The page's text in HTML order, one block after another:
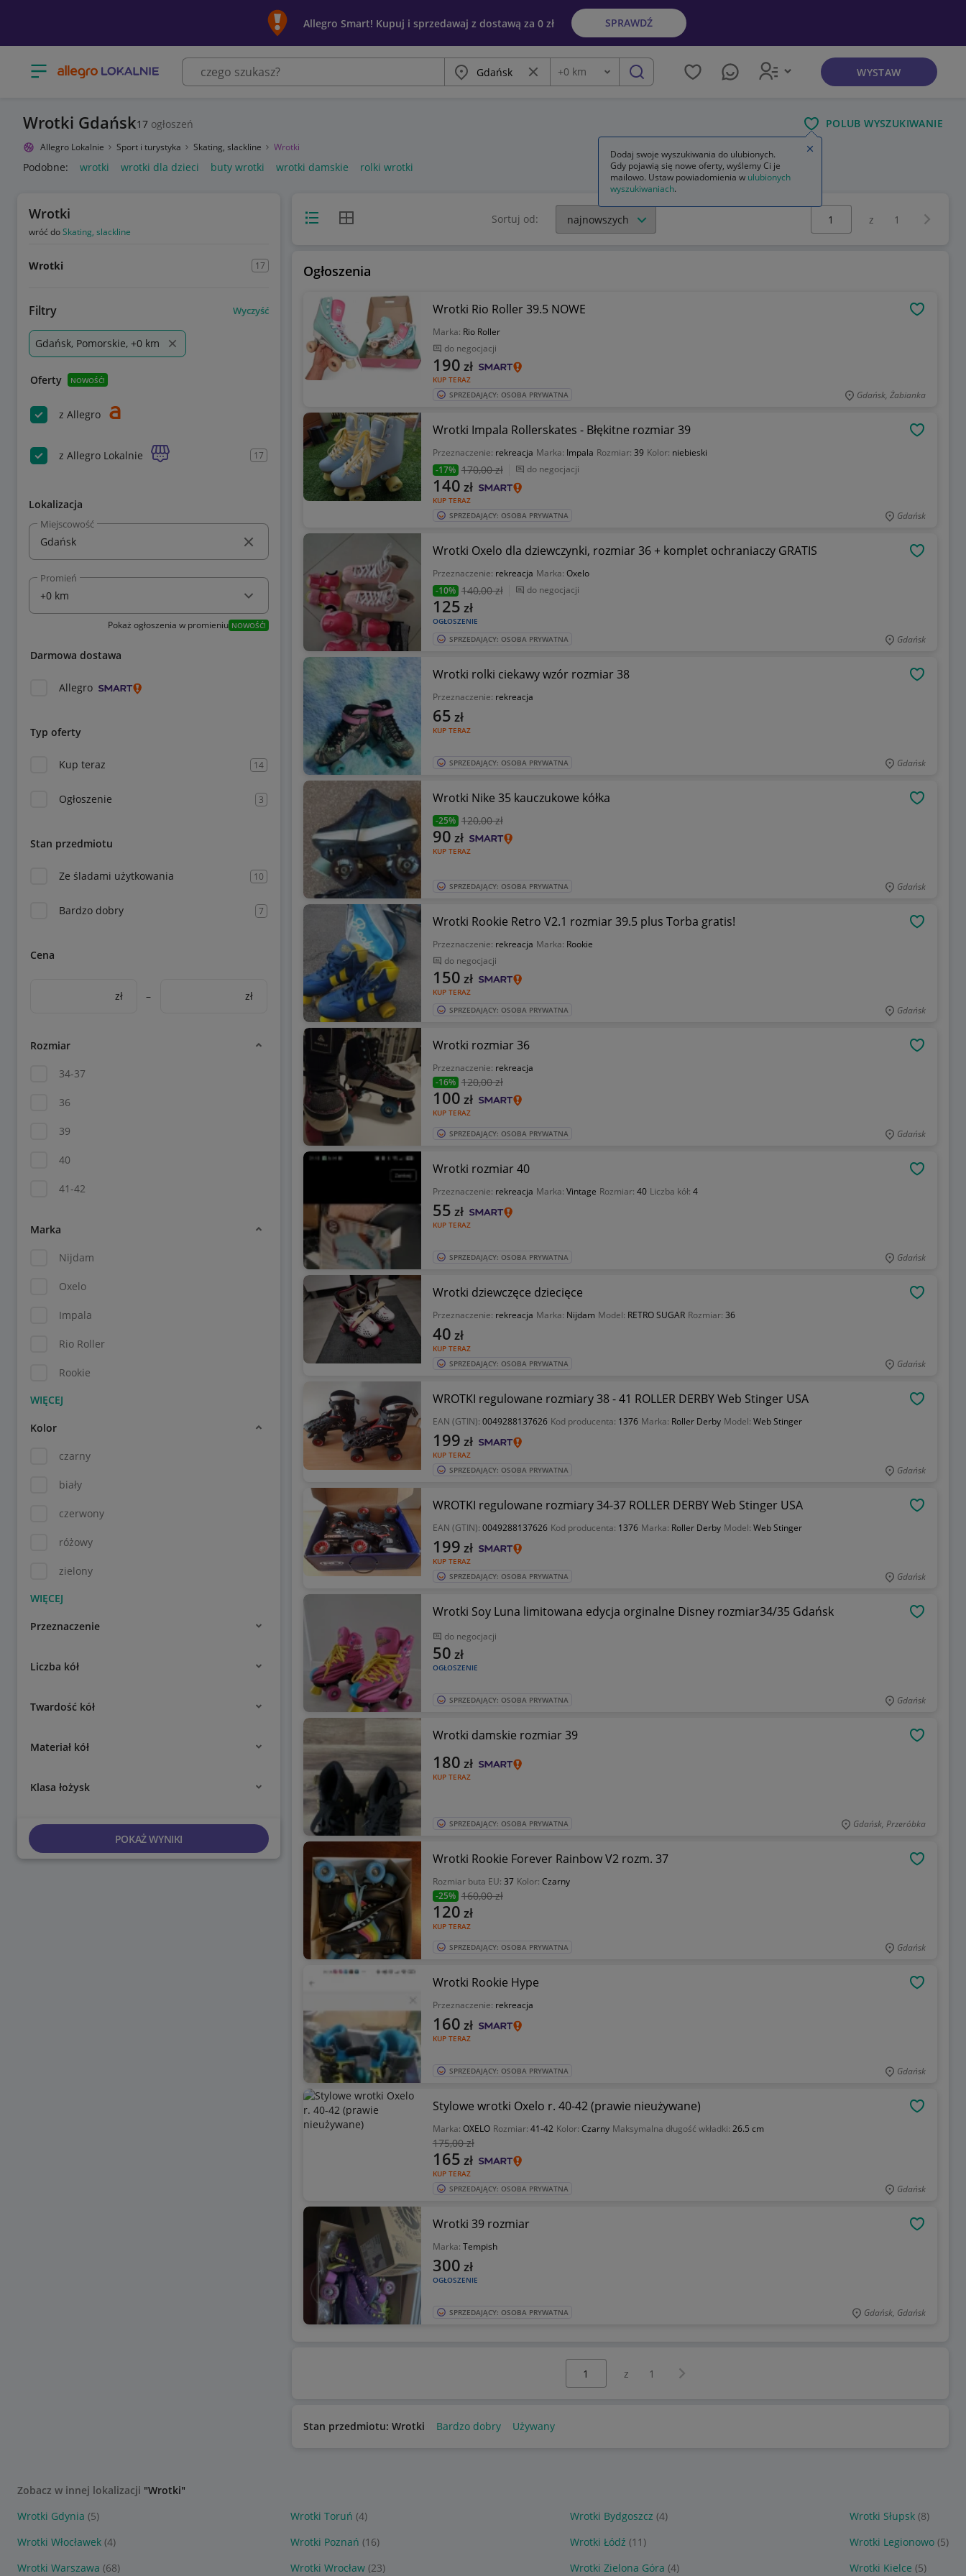
Allegro Smart! Kupuj i sprzedawaj z dostawą za 0 zł SPRAWDŹ
Otwórz menu z kategoriami Miasto Wyczyść frazę
Odległość
+0 km szukaj WYSTAW
Wrotki Gdańsk17 ogłoszeń POLUB WYSZUKIWANIE
Allegro Lokalnie Sport i turystyka Skating, slackline Wrotki
Podobne: wrotki wrotki dla dzieci buty wrotki wrotki damskie rolki wrotki
Wrotki
wróć doSkating, slackline
Wrotki 17
Filtry Wyczyść
Gdańsk, Pomorskie, +0 km
Oferty NOWOŚĆ!
z Allegro
z Allegro Lokalnie 17
Lokalizacja
Miejscowość
Promień
Pokaż ogłoszenia w promieniu NOWOŚĆ!
Darmowa dostawa
Allegro
Typ oferty
Kup teraz 14
Ogłoszenie 3
Stan przedmiotu
Ze śladami użytkowania 10
Bardzo dobry 7
Cena
zł – zł
Rozmiar
34-37
36
39
40
41-42
Marka
Nijdam
Oxelo
Impala
Rio Roller
Rookie
Kolor
czarny
biały
czerwony
różowy
zielony
Przeznaczenie
Liczba kół
Twardość kół
Materiał kół
Klasa łożysk
POKAŻ WYNIKI
Widok listyWidok siatki Sortuj od:
Wybierz stronę:
z 1
Ogłoszenia
Wrotki Rio Roller 39.5 NOWE
Marka: Rio Roller
do negocjacji
KUP TERAZ
190 zł
SPRZEDAJĄCY: OSOBA PRYWATNA Gdańsk, Żabianka
Wrotki Impala Rollerskates - Błękitne rozmiar 39
Przeznaczenie: rekreacja Marka: Impala Rozmiar: 39 Kolor: niebieski
-17% 170,00 zł do negocjacji
KUP TERAZ
140 zł
SPRZEDAJĄCY: OSOBA PRYWATNA Gdańsk
Wrotki Oxelo dla dziewczynki, rozmiar 36 + komplet ochraniaczy GRATIS
Przeznaczenie: rekreacja Marka: Oxelo
-10% 140,00 zł do negocjacji
OGŁOSZENIE
125 zł
SPRZEDAJĄCY: OSOBA PRYWATNA Gdańsk
Wrotki rolki ciekawy wzór rozmiar 38
Przeznaczenie: rekreacja
KUP TERAZ
65 zł
SPRZEDAJĄCY: OSOBA PRYWATNA Gdańsk
Wrotki Nike 35 kauczukowe kółka
-25% 120,00 zł
KUP TERAZ
90 zł
SPRZEDAJĄCY: OSOBA PRYWATNA Gdańsk
Wrotki Rookie Retro V2.1 rozmiar 39.5 plus Torba gratis!
Przeznaczenie: rekreacja Marka: Rookie
do negocjacji
KUP TERAZ
150 zł
SPRZEDAJĄCY: OSOBA PRYWATNA Gdańsk
Wrotki rozmiar 36
Przeznaczenie: rekreacja
-16% 120,00 zł
KUP TERAZ
100 zł
SPRZEDAJĄCY: OSOBA PRYWATNA Gdańsk
Wrotki rozmiar 40
Przeznaczenie: rekreacja Marka: Vintage Rozmiar: 40 Liczba kół: 4
KUP TERAZ
55 zł
SPRZEDAJĄCY: OSOBA PRYWATNA Gdańsk
Wrotki dziewczęce dziecięce
Przeznaczenie: rekreacja Marka: Nijdam Model: RETRO SUGAR Rozmiar: 36
KUP TERAZ
40 zł
SPRZEDAJĄCY: OSOBA PRYWATNA Gdańsk
WROTKI regulowane rozmiary 38 - 41 ROLLER DERBY Web Stinger USA
EAN (GTIN): 0049288137626 Kod producenta: 1376 Marka: Roller Derby Model: Web Stinger
KUP TERAZ
199 zł
SPRZEDAJĄCY: OSOBA PRYWATNA Gdańsk
WROTKI regulowane rozmiary 34-37 ROLLER DERBY Web Stinger USA
EAN (GTIN): 0049288137626 Kod producenta: 1376 Marka: Roller Derby Model: Web Stinger
KUP TERAZ
199 zł
SPRZEDAJĄCY: OSOBA PRYWATNA Gdańsk
Wrotki Soy Luna limitowana edycja orginalne Disney rozmiar34/35 Gdańsk
do negocjacji
OGŁOSZENIE
50 zł
SPRZEDAJĄCY: OSOBA PRYWATNA Gdańsk
Wrotki damskie rozmiar 39
KUP TERAZ
180 zł
SPRZEDAJĄCY: OSOBA PRYWATNA Gdańsk, Przeróbka
Wrotki Rookie Forever Rainbow V2 rozm. 37
Rozmiar buta EU: 37 Kolor: Czarny
-25% 160,00 zł
KUP TERAZ
120 zł
SPRZEDAJĄCY: OSOBA PRYWATNA Gdańsk
Wrotki Rookie Hype
Przeznaczenie: rekreacja
KUP TERAZ
160 zł
SPRZEDAJĄCY: OSOBA PRYWATNA Gdańsk
Stylowe wrotki Oxelo r. 40-42 (prawie nieużywane)
Marka: OXELO Rozmiar: 41-42 Kolor: Czarny Maksymalna długość wkładki: 26.5 cm
175,00 zł
KUP TERAZ
165 zł
SPRZEDAJĄCY: OSOBA PRYWATNA Gdańsk
Wrotki 39 rozmiar
Marka: Tempish
OGŁOSZENIE
300 zł
SPRZEDAJĄCY: OSOBA PRYWATNA Gdańsk, Gdańsk
z 1 Następna strona
Stan przedmiotu: Wrotki Bardzo dobry Używany
Zobacz w innej lokalizacji "Wrotki"
Wrotki Gdynia (5) Wrotki Toruń (4) Wrotki Bydgoszcz (4) Wrotki Słupsk (8)
Wrotki Włocławek (4) Wrotki Poznań (16) Wrotki Łódź (11) Wrotki Legionowo (5)
Wrotki Warszawa (68) Wrotki Wrocław (23) Wrotki Zielona Góra (4) Wrotki Kielce (5)
Dodaj swoje wyszukiwania do ulubionych.
Gdy pojawią się nowe oferty, wyślemy Ci je
mailowo. Ustaw powiadomienia w ulubionych
wyszukiwaniach.
Zamknij wskazówkę